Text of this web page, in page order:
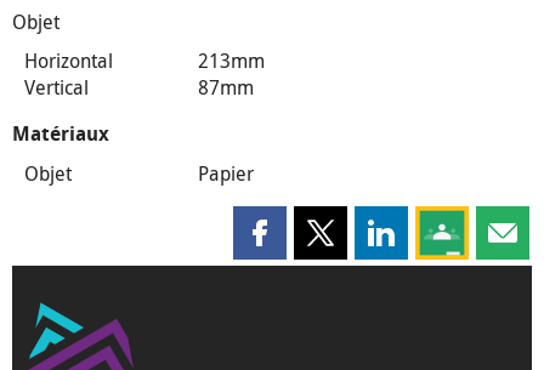
Objet
Horizontal
213mm
Vertical
87mm
Matériaux
Objet Papier
Partager cette page sur
Partager cette page sur X
Partager cette
Partagez